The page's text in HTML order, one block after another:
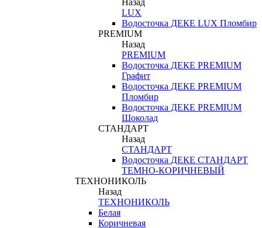
LUX
Водосточка ДЕКЕ LUX Пломбир
PREMIUM
Назад
PREMIUM
Водосточка ДЕКЕ PREMIUM
Графит
Водосточка ДЕКЕ PREMIUM
Пломбир
Водосточка ДЕКЕ PREMIUM
Шоколад
СТАНДАРТ
Назад
СТАНДАРТ
Водосточка ДЕКЕ СТАНДАРТ
ТЕМНО-КОРИЧНЕВЫЙ
ТЕХНОНИКОЛЬ
Назад
ТЕХНОНИКОЛЬ
Белая
Коричневая